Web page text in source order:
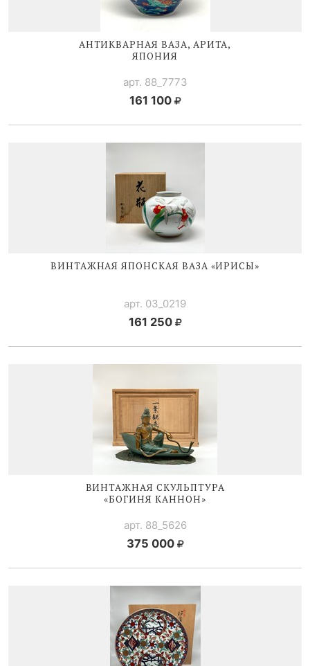
АНТИКВАРНАЯ ВАЗА, АРИТА,
ЯПОНИЯ
арт. 88_7773
161 100
ВИНТАЖНАЯ ЯПОНСКАЯ ВАЗА «ИРИСЫ»
арт. 03_0219
161 250
ВИНТАЖНАЯ СКУЛЬПТУРА
«БОГИНЯ КАННОН»
арт. 88_5626
375 000